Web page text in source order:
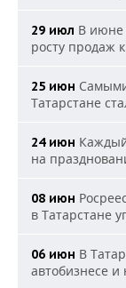
29 июл В июне
росту продаж
25 июн
Татарстане
24 июн
на
08 июн
в Татарстане
06 июн В
автобизнесе